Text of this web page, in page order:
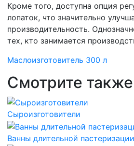
Кроме того, доступна опция
лопаток, что значительно
производительность.
тех, кто занимается
Маслоизготовитель 300 л
Смотрите также
Сыроизготовители
Ванны длительной пастеризации